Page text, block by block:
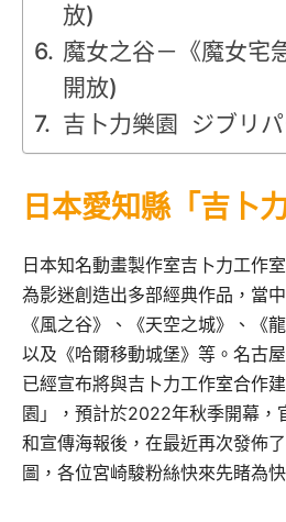
放)
魔女之谷－《魔女宅
開放)
吉卜力樂園 ジブリ
日本愛知縣「吉卜
日本知名動畫製作室吉卜力工作
為影迷創造出多部經典作品，當
《風之谷》、《天空之城》、《
以及《哈爾移動城堡》等。名古
已經宣布將與吉卜力工作室合作
園」，預計於2022年秋季開幕，
和宣傳海報後，在最近再次發佈
圖，各位宮崎駿粉絲快來先睹為快